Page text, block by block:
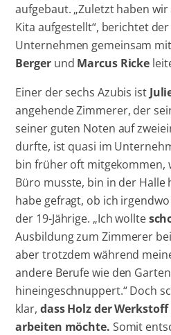
aufgebaut. „Zuletzt haben
Kita aufgestellt“, berichtet der
Unternehmen gemeinsam mit
Bergerund Marcus Ricke
Einer der sechs Azubis ist
angehende Zimmerer, der
seiner guten Noten auf
durfte, ist quasi im
bin früher oft mitgekommen,
Büro musste, bin in der Halle
habe gefragt, ob ich
der 19-Jährige. „Ich wollte
Ausbildung zum Zimmerer
aber trotzdem während
andere Berufe wie den
hineingeschnuppert.“ Doch
klar, dass Holz der
arbeiten möchte. Somit